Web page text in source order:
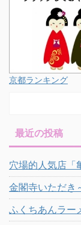
京都ランキング
最近の投稿
穴場的人気店「
金閣寺いただき
ふくちあんラー